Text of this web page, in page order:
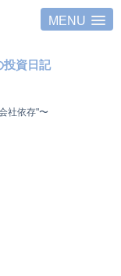
MENU
資日記
社依存"〜